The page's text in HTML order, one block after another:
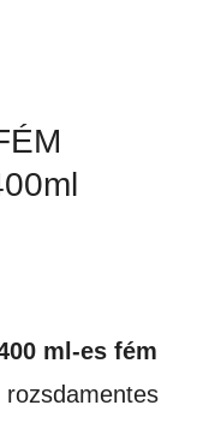
ml-es fém